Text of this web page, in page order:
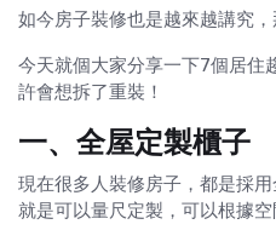
如今房子裝修也是越來越講究
今天就個大家分享一下7個居住
許會想拆了重裝！
一、全屋定製櫃子
現在很多人裝修房子，都是採
就是可以量尺定製，可以根據空